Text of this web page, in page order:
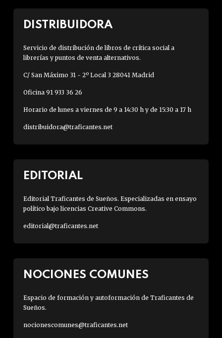
DISTRIBUIDORA
Servicio de distribución de libros de crítica social a
librerías y puntos de venta alternativos.
C/ San Máximo 31 - 2º Local 3 28041 Madrid
Oficina 91 933 36 26
Horario de lunes a viernes de 9 a 14:30 h y de 15:30 a 17 h
distribuidora@traficantes.net
EDITORIAL
Editorial Traficantes de Sueños. Especializadas en ensayo
político bajo licencias Creative Commons.
editorial@traficantes.net
NOCIONES COMUNES
Espacio de formación y autoformación de Traficantes de
Sueños.
nocionescomunes@traficantes.net